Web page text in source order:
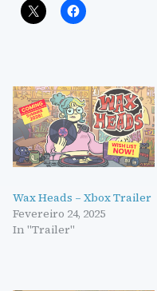
Wax Heads – Xbox Trailer
Fevereiro 24, 2025
In "Trailer"